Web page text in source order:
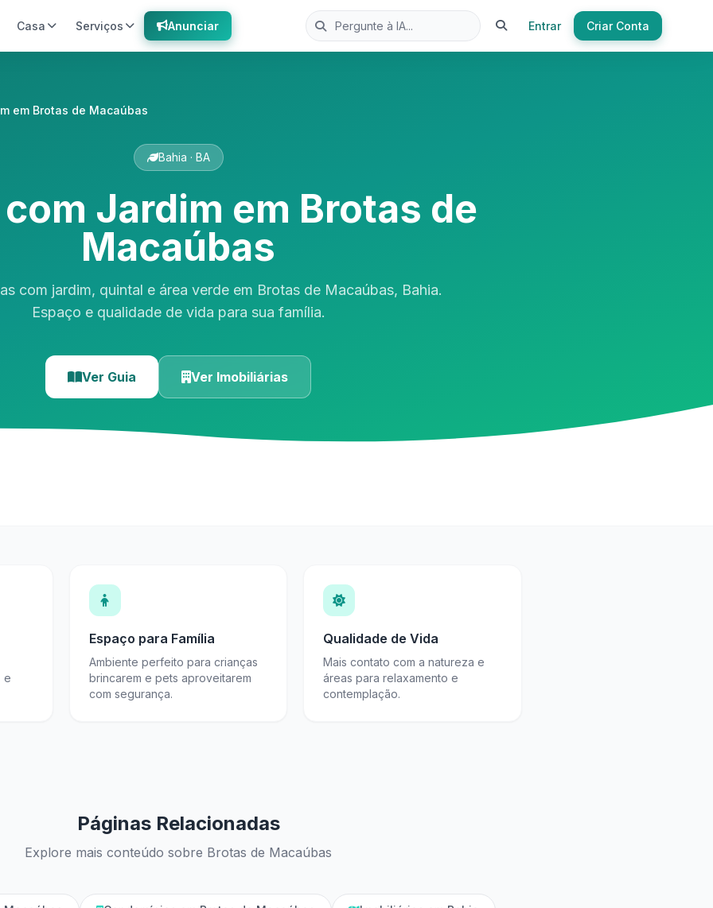
Casa Serviços Anunciar Entrar Criar Conta
em Brotas de Macaúbas
Bahia · BA
Jardim em Brotas de
Macaúbas
com jardim, quintal e área verde em Brotas de Macaúbas, Bahia.
Espaço e qualidade de vida para sua família.
Ver Guia Ver Imobiliárias
e
Espaço para Família
Ambiente perfeito para crianças
brincarem e pets aproveitarem
com segurança.
Qualidade de Vida
Mais contato com a natureza e
áreas para relaxamento e
contemplação.
Páginas Relacionadas
Explore mais conteúdo sobre Brotas de Macaúbas